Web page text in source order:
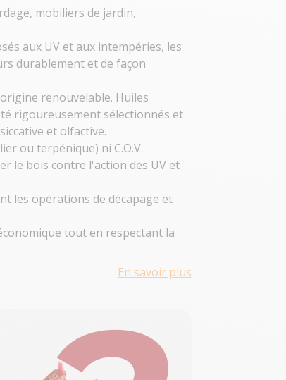
mobiliers de jardin,
aux UV et aux intempéries, les
durablement et de façon
renouvelable. Huiles
rigoureusement sélectionnés et
et olfactive.
ou terpénique) ni C.O.V.
le bois contre l'action des UV et
les opérations de décapage et
tout en respectant la
En savoir plus